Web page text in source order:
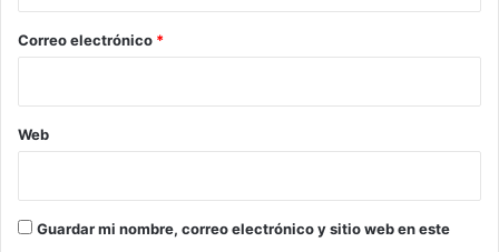
*
Correo electrónico *
Web
Guardar mi nombre, correo electrónico y sitio web en este